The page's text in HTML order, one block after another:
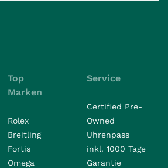
Top
Marken
Rolex
Breitling
Fortis
Omega
Service
Certified Pre-
Owned
Uhrenpass
inkl. 1000 Tage
Garantie